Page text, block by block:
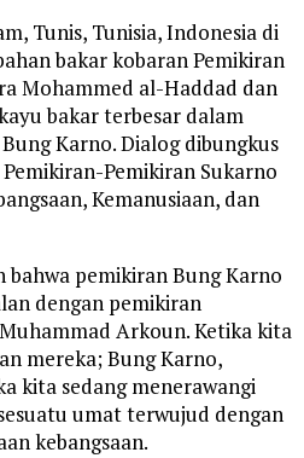
Tunis, Tunisia, Indonesia di
bakar kobaran Pemikiran
Mohammed al-Haddad dan
bakar terbesar dalam
Karno. Dialog dibungkus
Pemikiran Sukarno
Kemanusiaan, dan
pemikiran Bung Karno
dengan pemikiran
Arkoun. Ketika kita
mereka; Bung Karno,
kita sedang menerawangi
umat terwujud dengan
kebangsaan.